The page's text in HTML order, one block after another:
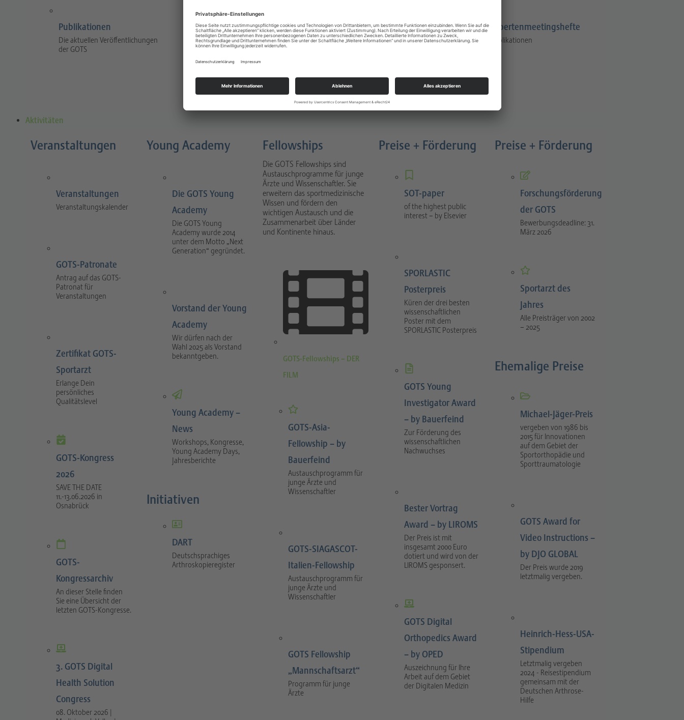
Publikationen
Die aktuellen Veröffentlichungen
der GOTS
Sports Orthopaedics and
Traumatology
and practical sport orthopaedics
GOTS-Manual
Sportverletzungen
Expertenmeetingshefte
Publikationen
Aktivitäten
Veranstaltungen
Veranstaltungen
Veranstaltungskalender
GOTS-Patronate
Antrag auf das GOTS-
Patronat für
Veranstaltungen
Zertifikat GOTS-
Sportarzt
Erlange Dein
persönliches
Qualitätslevel
GOTS-Kongress
2026
SAVE THE DATE
11.-13.06.2026 in
Osnabrück
GOTS-
Kongressarchiv
An dieser Stelle finden
Sie eine Übersicht der
letzten GOTS-Kongresse.
3. GOTS Digital
Health Solution
Congress
08. Oktober 2026 |
Young Academy
Die GOTS Young
Academy
Die GOTS Young
Academy wurde 2014
unter dem Motto „Next
Generation“ gegründet.
Vorstand der Young
Academy
Wir dürfen nach der
Wahl 2025 als Vorstand
bekanntgeben.
Young Academy –
News
Workshops, Kongresse,
Young Academy Days,
Jahresberichte
Initiativen
DART
Deutschsprachiges
Arthroskopieregister
Fellowships
Die GOTS Fellowships sind
Austauschprogramme für junge
Ärzte und Wissenschaftler. Sie
erweitern das sportmedizinische
Wissen und fördern den
wichtigen Austausch und die
Zusammenarbeit über Länder
und Kontinente hinaus.
GOTS-Fellowships – DER
FILM
GOTS-Asia-
Fellowship – by
Bauerfeind
Austauschprogramm für
junge Ärzte und
Wissenschaftler
GOTS-SIAGASCOT-
Italien-Fellowship
Austauschprogramm für
junge Ärzte und
Wissenschaftler
GOTS Fellowship
„Mannschaftsarzt“
Programm für junge
Ärzte
Preise + Förderung
SOT-paper
of the highest public
interest – by Elsevier
SPORLASTIC
Posterpreis
Küren der drei besten
wissenschaftlichen
Poster mit dem
SPORLASTIC Posterpreis
GOTS Young
Investigator Award
– by Bauerfeind
Zur Förderung des
wissenschaftlichen
Nachwuchses
Bester Vortrag
Award – by LIROMS
Der Preis ist mit
insgesamt 2000 Euro
dotiert und wird von der
LIROMS gesponsert.
GOTS Digital
Orthopedics Award
– by OPED
Auszeichnung für Ihre
Arbeit auf dem Gebiet
der Digitalen Medizin
Preise + Förderung
Forschungsförderung
der GOTS
Bewerbungsdeadline: 31.
März 2026
Sportarzt des
Jahres
Alle Preisträger von 2002
– 2025
Ehemalige Preise
Michael-Jäger-Preis
vergeben von 1986 bis
2015 für Innovationen
auf dem Gebiet der
Sportorthopädie und
Sporttraumatologie
GOTS Award for
Video Instructions –
by DJO GLOBAL
Der Preis wurde 2019
letztmalig vergeben.
Heinrich-Hess-USA-
Stipendium
Letztmalig vergeben
2024 - Reisestipendium
gemeinsam mit der
Deutschen Arthrose-
Hilfe